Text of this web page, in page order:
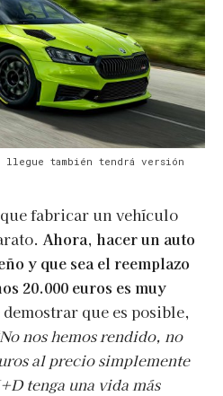
llegue también tendrá versión
fabricar un vehículo
Ahora, hacer un auto
y que sea el reemplazo
20.000 euros es muy
que es posible,
nos hemos rendido, no
al precio simplemente
tenga una vida más